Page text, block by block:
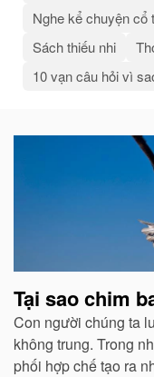
Nghe kể chuyện cổ
Sách thiếu nhi
10 vạn câu hỏi vì
Bài
liên
Tại sao chim
Con người chúng ta
không trung. Trong
phối hợp chế tạo ra